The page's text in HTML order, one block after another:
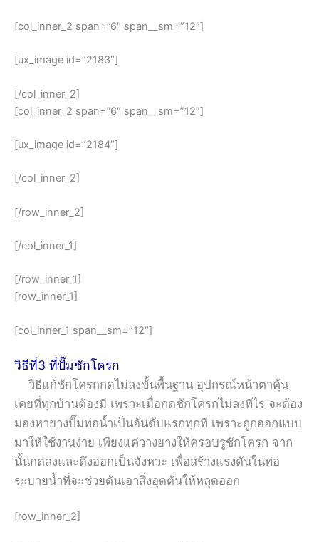
[col_inner_2 span=”6″ span__sm=”12″]
[ux_image id=”2183″]
[/col_inner_2]
[col_inner_2 span=”6″ span__sm=”12″]
[ux_image id=”2184″]
[/col_inner_2]
[/row_inner_2]
[/col_inner_1]
[/row_inner_1]
[row_inner_1]
[col_inner_1 span__sm=”12″]
วิธีที่3 ที่ปั๊มชักโครก
วิธีแก้ชักโครกกดไม่ลงขั้นพื้นฐาน อุปกรณ์หน้าตาคุ้น
เคยที่ทุกบ้านต้องมี เพราะเมื่อกดชักโครกไม่ลงทีไร จะต้อง
มองหายางปั๊มท่อน้ำเป็นอันดับแรกทุกที เพราะถูกออกแบบ
มาให้ใช้งานง่าย เพียงแค่วางยางให้ครอบรูชักโครก จาก
นั้นกดลงและดึงออกเป็นจังหวะ เพื่อสร้างแรงดันในท่อ
ระบายน้ำที่จะช่วยดันเอาสิ่งอุดตันให้หลุดออก
[row_inner_2]